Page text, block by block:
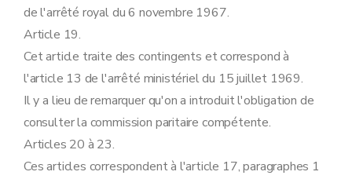
de l'arrêté royal du 6 novembre 1967.
Article 19.
Cet article traite des contingents et correspond à
l'article 13 de l'arrêté ministériel du 15 juillet 1969.
Il y a lieu de remarquer qu'on a introduit l'obligation de
consulter la commission paritaire compétente.
Articles 20 à 23.
Ces articles correspondent à l'article 17, paragraphes 1